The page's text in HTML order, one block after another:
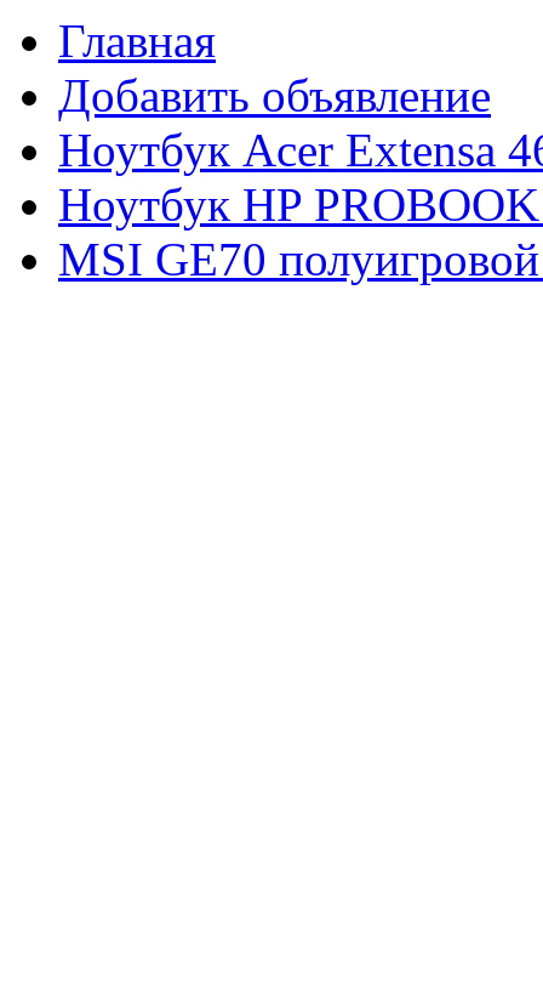
Главная
Добавить объявление
Ноутбук Acer Extensa
Ноутбук HP
MSI GE70